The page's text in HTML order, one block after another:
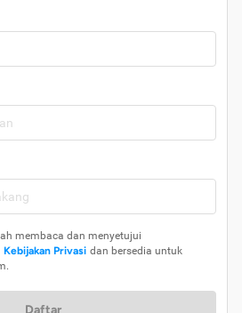
membaca dan menyetujui
Kebijakan Privasi dan bersedia untuk
Daftar